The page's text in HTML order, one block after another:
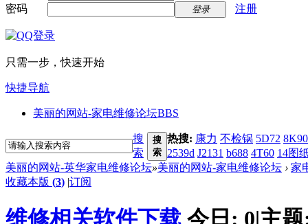
密码
登录 注册
只需一步，快速开始
快捷导航
美丽的网站-家电维修论坛BBS
搜
索
搜
索
热搜: 康力 不检锅 5D72 8K90
2539d J2131 b688 4T60 14图
美丽的网站-英华家电维修论坛»美丽的网站-家电维修论坛 › 家
收藏本版 (3) |订阅
维修相关软件下载 今日: 0|主